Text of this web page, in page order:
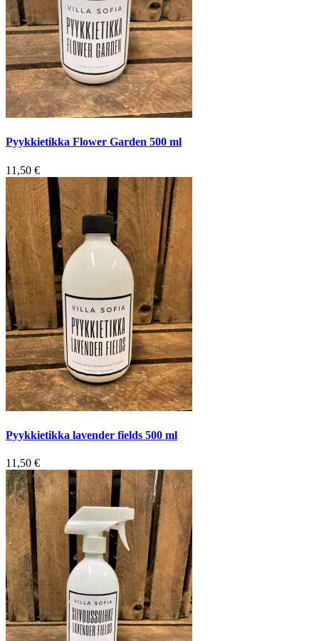
Pyykkietikka Flower Garden 500 ml
11,50 €
Pyykkietikka lavender fields 500 ml
11,50 €